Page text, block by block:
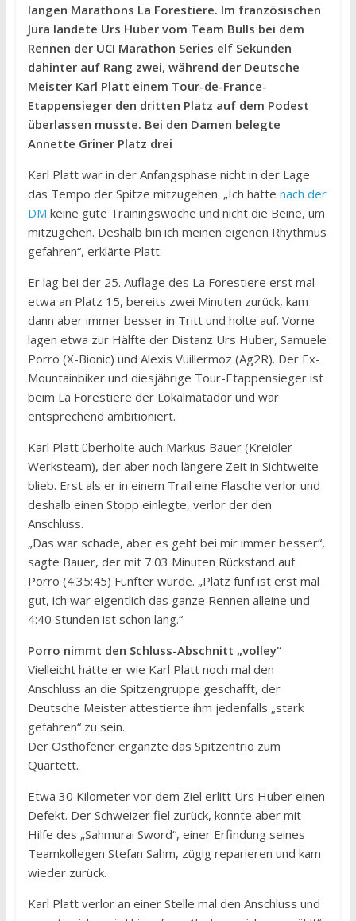
langen Marathons La Forestiere. Im französischen
Jura landete Urs Huber vom Team Bulls bei dem
Rennen der UCI Marathon Series elf Sekunden
dahinter auf Rang zwei, während der Deutsche
Meister Karl Platt einem Tour-de-France-
Etappensieger den dritten Platz auf dem Podest
überlassen musste. Bei den Damen belegte
Annette Griner Platz drei
Karl Platt war in der Anfangsphase nicht in der Lage
das Tempo der Spitze mitzugehen. „Ich hatte nach der
DM keine gute Trainingswoche und nicht die Beine, um
mitzugehen. Deshalb bin ich meinen eigenen Rhythmus
gefahren“, erklärte Platt.
Er lag bei der 25. Auflage des La Forestiere erst mal
etwa an Platz 15, bereits zwei Minuten zurück, kam
dann aber immer besser in Tritt und holte auf. Vorne
lagen etwa zur Hälfte der Distanz Urs Huber, Samuele
Porro (X-Bionic) und Alexis Vuillermoz (Ag2R). Der Ex-
Mountainbiker und diesjährige Tour-Etappensieger ist
beim La Forestiere der Lokalmatador und war
entsprechend ambitioniert.
Karl Platt überholte auch Markus Bauer (Kreidler
Werksteam), der aber noch längere Zeit in Sichtweite
blieb. Erst als er in einem Trail eine Flasche verlor und
deshalb einen Stopp einlegte, verlor der den
Anschluss.
„Das war schade, aber es geht bei mir immer besser“,
sagte Bauer, der mit 7:03 Minuten Rückstand auf
Porro (4:35:45) Fünfter wurde. „Platz fünf ist erst mal
gut, ich war eigentlich das ganze Rennen alleine und
4:40 Stunden ist schon lang.“
Porro nimmt den Schluss-Abschnitt „volley“
Vielleicht hätte er wie Karl Platt noch mal den
Anschluss an die Spitzengruppe geschafft, der
Deutsche Meister attestierte ihm jedenfalls „stark
gefahren“ zu sein.
Der Osthofener ergänzte das Spitzentrio zum
Quartett.
Etwa 30 Kilometer vor dem Ziel erlitt Urs Huber einen
Defekt. Der Schweizer fiel zurück, konnte aber mit
Hilfe des „Sahmurai Sword“, einer Erfindung seines
Teamkollegen Stefan Sahm, zügig reparieren und kam
wieder zurück.
Karl Platt verlor an einer Stelle mal den Anschluss und